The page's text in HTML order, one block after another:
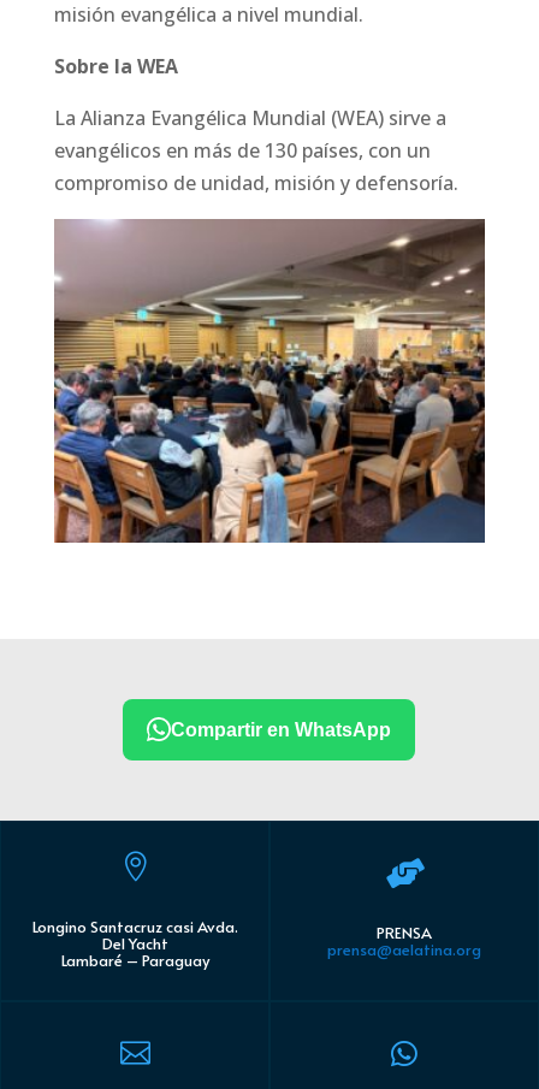
misión evangélica a nivel mundial.
Sobre la WEA
La Alianza Evangélica Mundial (WEA) sirve a
evangélicos en más de 130 países, con un
compromiso de unidad, misión y defensoría.
Compartir en WhatsApp

Longino Santacruz casi Avda.
Del Yacht
Lambaré – Paraguay


PRENSA
prensa@aelatina.org
